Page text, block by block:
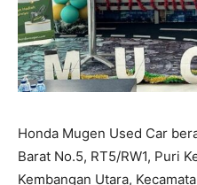
Honda Mugen Used Car
Barat No.5, RT5/RW1, Puri
Kembangan Utara,